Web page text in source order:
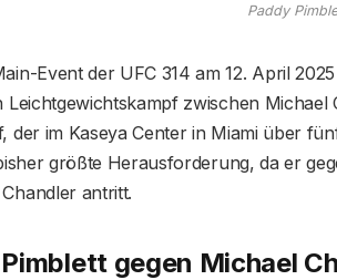
Paddy
Event der UFC 314 am 12. April
Leichtgewichtskampf zwischen Michael
der im Kaseya Center in Miami über
größte Herausforderung, da er
antritt.
gegen Michael